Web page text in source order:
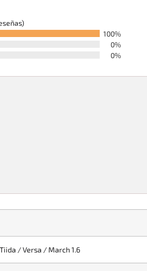
100%
0%
0%
/ Versa / March 1.6